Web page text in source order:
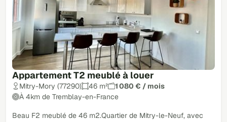
Appartement T2 meublé à louer
Mitry-Mory (77290) 46 m²
1 080 € / mois
À 4km de Tremblay-en-France
Beau F2 meublé de 46 m2.Quartier de Mitry-le-Neuf, avec